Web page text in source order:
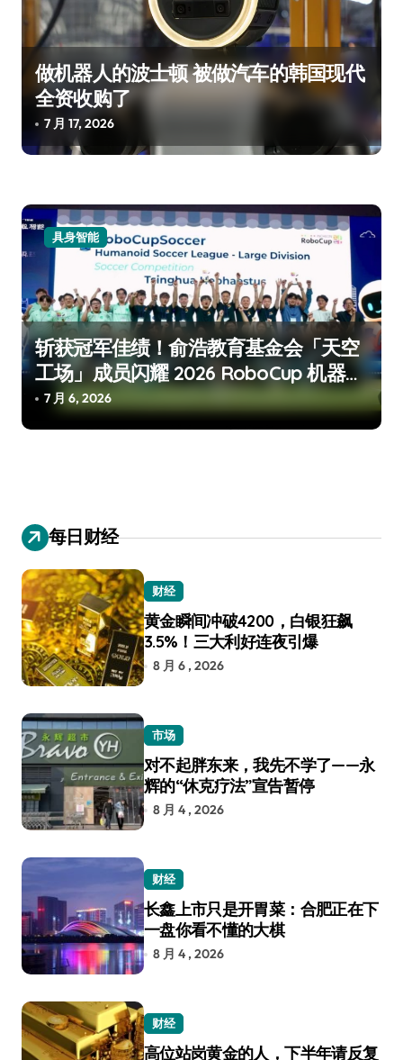
做机器人的波士顿 被做汽车的韩国现代
全资收购了
7 月 17, 2026
具身智能
斩获冠军佳绩！俞浩教育基金会「天空
工场」成员闪耀 2026 RoboCup 机器人
世界杯
7 月 6, 2026
每日财经
财经
黄金瞬间冲破4200，白银狂飙
3.5%！三大利好连夜引爆
8 月 6 , 2026
市场
对不起胖东来，我先不学了——永
辉的“休克疗法”宣告暂停
8 月 4 , 2026
财经
长鑫上市只是开胃菜：合肥正在下
一盘你看不懂的大棋
8 月 4 , 2026
财经
高位站岗黄金的人，下半年请反复